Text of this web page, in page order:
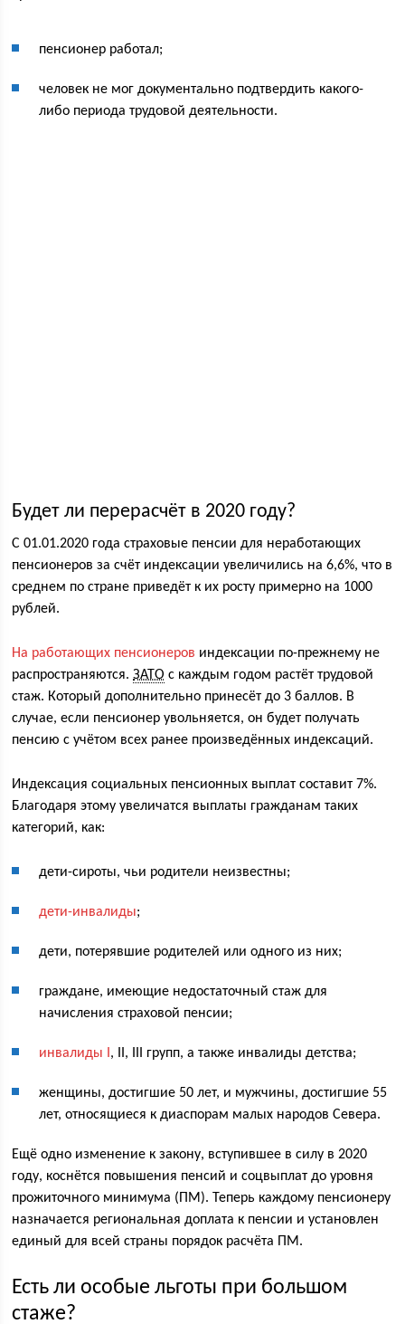
пенсионер работал;
человек не мог документально подтвердить какого-
либо периода трудовой деятельности.
Будет ли перерасчёт в 2020 году?
С 01.01.2020 года страховые пенсии для неработающих
пенсионеров за счёт индексации увеличились на 6,6%, что в
среднем по стране приведёт к их росту примерно на 1000
рублей.
На работающих пенсионеров индексации по-прежнему не
распространяются.ЗАТО с каждым годом растёт трудовой
стаж. Который дополнительно принесёт до 3 баллов. В
случае, если пенсионер увольняется, он будет получать
пенсию с учётом всех ранее произведённых индексаций.
Индексация социальных пенсионных выплат составит 7%.
Благодаря этому увеличатся выплаты гражданам таких
категорий, как:
дети-сироты, чьи родители неизвестны;
дети-инвалиды;
дети, потерявшие родителей или одного из них;
граждане, имеющие недостаточный стаж для
начисления страховой пенсии;
инвалиды I , II, III групп, а также инвалиды детства;
женщины, достигшие 50 лет, и мужчины, достигшие 55
лет, относящиеся к диаспорам малых народов Севера.
Ещё одно изменение к закону, вступившее в силу в 2020
году, коснётся повышения пенсий и соцвыплат до уровня
прожиточного минимума (ПМ). Теперь каждому пенсионеру
назначается региональная доплата к пенсии и установлен
единый для всей страны порядок расчёта ПМ.
Есть ли особые льготы при большом
стаже?